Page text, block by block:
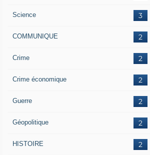
3
Science
2
COMMUNIQUE
2
Crime
2
Crime économique
2
Guerre
2
Géopolitique
2
HISTOIRE